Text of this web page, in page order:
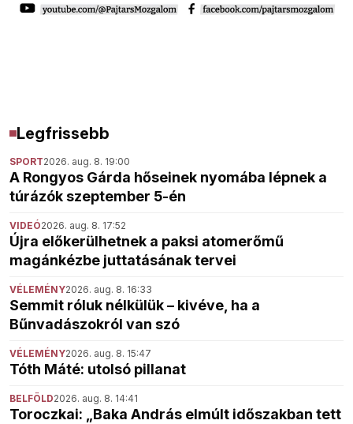
Legfrissebb
SPORT2026. aug. 8. 19:00
A Rongyos Gárda hőseinek nyomába lépnek a
túrázók szeptember 5-én
VIDEÓ2026. aug. 8. 17:52
Újra előkerülhetnek a paksi atomerőmű
magánkézbe juttatásának tervei
VÉLEMÉNY2026. aug. 8. 16:33
Semmit róluk nélkülük – kivéve, ha a
Bűnvadászokról van szó
VÉLEMÉNY2026. aug. 8. 15:47
Tóth Máté: utolsó pillanat
BELFÖLD2026. aug. 8. 14:41
Toroczkai: „Baka András elmúlt időszakban tett